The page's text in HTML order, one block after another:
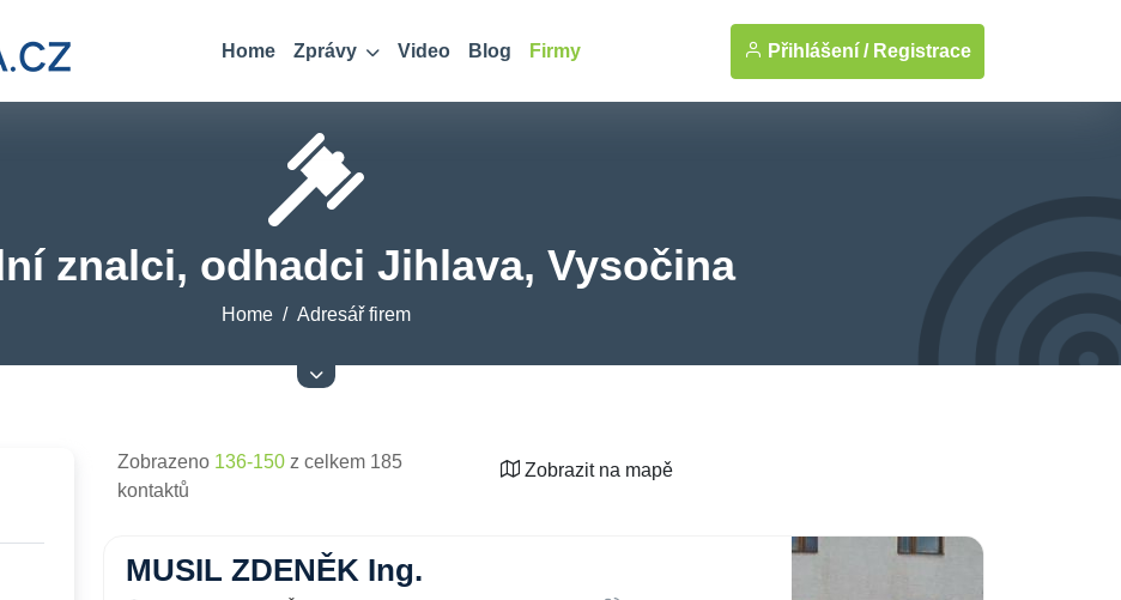
Home Zprávy Video Blog Firmy Přihlášení / Registrace
znalci, odhadci Jihlava, Vysočina
Home Adresář firem
Zobrazeno 136-150 z celkem 185
kontaktů
Zobrazit na mapě
MUSIL ZDENĚK Ing.